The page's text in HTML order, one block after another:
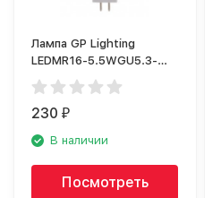
Лампа GP Lighting
LEDMR16-5.5WGU5.3-
27K-2CRB1
230₽
В наличии
Посмотреть